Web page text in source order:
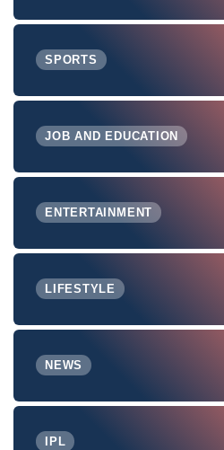
SPORTS
JOB AND EDUCATION
ENTERTAINMENT
LIFESTYLE
NEWS
IPL